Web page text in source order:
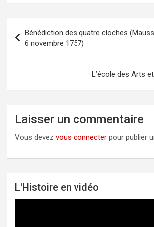
Navigation
l’article
Bénédiction des quatre cloches
6 novembre 1757)
L’école des Arts
Laisser un commentaire
Vous devez vous connecter pour publier
L'Histoire en vidéo